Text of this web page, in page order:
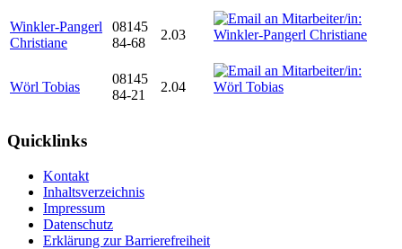
Winkler-Pangerl
Christiane
08145
84-68
2.03
Wörl Tobias
08145
84-21
2.04
Quicklinks
Kontakt
Inhaltsverzeichnis
Impressum
Datenschutz
Erklärung zur Barrierefreiheit